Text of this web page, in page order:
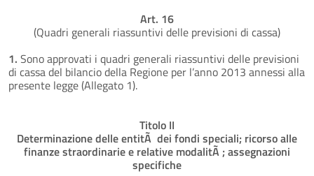
Art. 16
(Quadri generali riassuntivi delle previsioni di cassa)
1. Sono approvati i quadri generali riassuntivi delle previsioni
di cassa del bilancio della Regione per l’anno 2013 annessi alla
presente legge (Allegato 1).
Titolo II
Determinazione delle entitÃ dei fondi speciali; ricorso alle
finanze straordinarie e relative modalitÃ ; assegnazioni
specifiche